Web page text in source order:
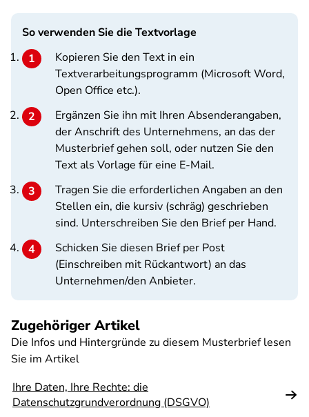
So verwenden Sie die Textvorlage
Kopieren Sie den Text in ein
Textverarbeitungsprogramm (Microsoft Word,
Open Office etc.).
Ergänzen Sie ihn mit Ihren Absenderangaben,
der Anschrift des Unternehmens, an das der
Musterbrief gehen soll, oder nutzen Sie den
Text als Vorlage für eine E-Mail.
Tragen Sie die erforderlichen Angaben an den
Stellen ein, die kursiv (schräg) geschrieben
sind. Unterschreiben Sie den Brief per Hand.
Schicken Sie diesen Brief per Post
(Einschreiben mit Rückantwort) an das
Unternehmen/den Anbieter.
Zugehöriger Artikel
Die Infos und Hintergründe zu diesem Musterbrief lesen
Sie im Artikel
Ihre Daten, Ihre Rechte: die
Datenschutzgrundverordnung (DSGVO)